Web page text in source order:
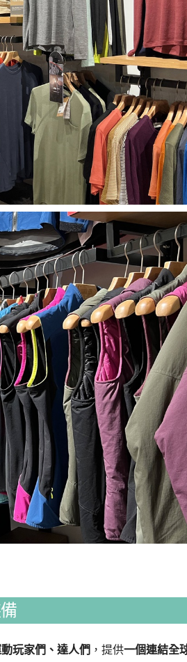
玩家們、達人們 ，提供一個連結全